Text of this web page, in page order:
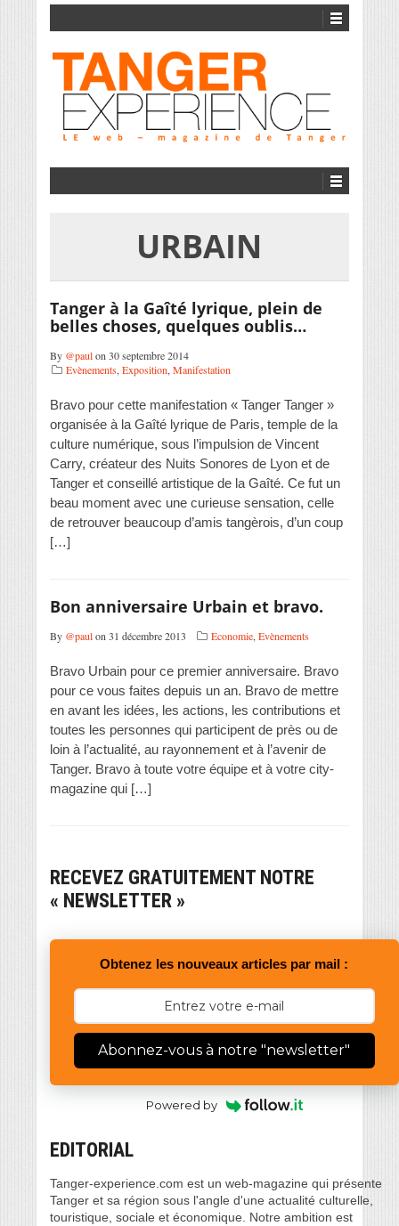
URBAIN
Tanger à la Gaîté lyrique, plein de
belles choses, quelques oublis…
By @paulon 30 septembre 2014
Evènements, Exposition, Manifestation
Bravo pour cette manifestation « Tanger Tanger »
organisée à la Gaîté lyrique de Paris, temple de la
culture numérique, sous l’impulsion de Vincent
Carry, créateur des Nuits Sonores de Lyon et de
Tanger et conseillé artistique de la Gaîté. Ce fut un
beau moment avec une curieuse sensation, celle
de retrouver beaucoup d’amis tangèrois, d’un coup
[…]
Bon anniversaire Urbain et bravo.
By @paulon 31 décembre 2013 Economie, Evènements
Bravo Urbain pour ce premier anniversaire. Bravo
pour ce vous faites depuis un an. Bravo de mettre
en avant les idées, les actions, les contributions et
toutes les personnes qui participent de près ou de
loin à l’actualité, au rayonnement et à l’avenir de
Tanger. Bravo à toute votre équipe et à votre city-
magazine qui […]
RECEVEZ GRATUITEMENT NOTRE
« NEWSLETTER »
Obtenez les nouveaux articles par mail :
Abonnez-vous à notre "newsletter"
Powered by
EDITORIAL
Tanger-experience.com est un web-magazine qui présente
Tanger et sa région sous l'angle d'une actualité culturelle,
touristique, sociale et économique. Notre ambition est